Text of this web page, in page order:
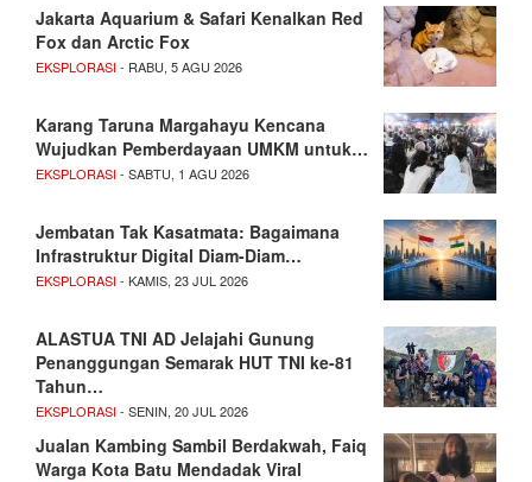
Jakarta Aquarium & Safari Kenalkan Red
Fox dan Arctic Fox
EKSPLORASI- RABU, 5 AGU 2026
Karang Taruna Margahayu Kencana
Wujudkan Pemberdayaan UMKM untuk…
EKSPLORASI- SABTU, 1 AGU 2026
Jembatan Tak Kasatmata: Bagaimana
Infrastruktur Digital Diam-Diam…
EKSPLORASI- KAMIS, 23 JUL 2026
ALASTUA TNI AD Jelajahi Gunung
Penanggungan Semarak HUT TNI ke-81
Tahun…
EKSPLORASI- SENIN, 20 JUL 2026
Jualan Kambing Sambil Berdakwah, Faiq
Warga Kota Batu Mendadak Viral